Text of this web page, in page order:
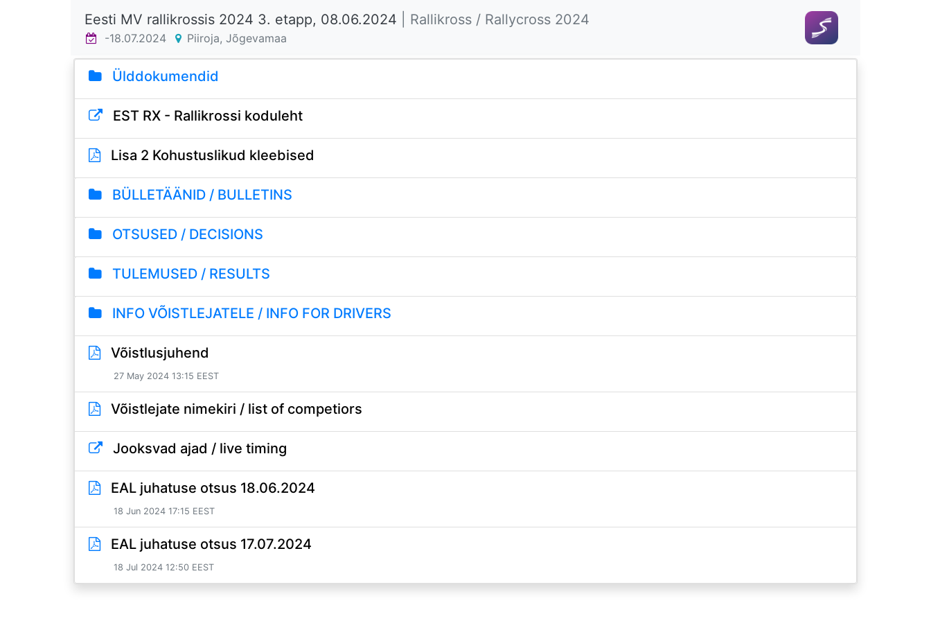
Eesti MV rallikrossis 2024 3. etapp, 08.06.2024 | Rallikross / Rallycross 2024
-18.07.2024 Piiroja, Jõgevamaa
Ülddokumendid
EST RX - Rallikrossi koduleht
Lisa 2 Kohustuslikud kleebised
BÜLLETÄÄNID / BULLETINS
OTSUSED / DECISIONS
TULEMUSED / RESULTS
INFO VÕISTLEJATELE / INFO FOR DRIVERS
Võistlusjuhend
27 May 2024 13:15 EEST
Võistlejate nimekiri / list of competiors
Jooksvad ajad / live timing
EAL juhatuse otsus 18.06.2024
18 Jun 2024 17:15 EEST
EAL juhatuse otsus 17.07.2024
18 Jul 2024 12:50 EEST